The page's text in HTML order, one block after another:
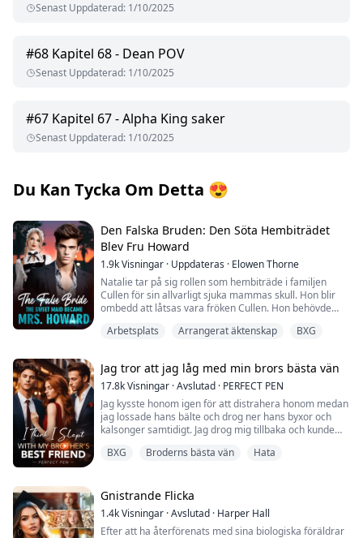
Senast Uppdaterad: 1/10/2025
#68 Kapitel 68 - Dean POV
Senast Uppdaterad: 1/10/2025
#67 Kapitel 67 - Alpha King saker
Senast Uppdaterad: 1/10/2025
Du Kan Tycka Om Detta 😍
Den Falska Bruden: Den Söta Hembiträdet
Blev Fru Howard
1.9kVisningar · Uppdateras · Elowen Thorne
Natalie tar på sig rollen som hembiträde i familjen
Cullen för sin allvarligt sjuka mammas skull. Hon blir
ombedd att låtsas vara fröken Cullen. Hon behövde
och med dela säng med honom! Medan hon låtsas vara
Natalie återgår till sin sanna identitet ser Adrian henne
felaktigt som en lycksökerska. Trots förväxlingen av
identiteter finns det en obestridlig gnista mellan
Natalie och Adrian. Frågan kvarstår: när kommer
Adrian att inse att hans genuina känslor inte är för den
intrigerande fröken Cullen, utan för den äkta Natalie?
Kära läsare, på grund av vissa hälsoproblem behöver
fortsatta stöd!
Arbetsplats Arrangerat äktenskap BXG
Jag tror att jag låg med min brors bästa vän
17.8kVisningar ·Avslutad · PERFECT PEN
Jag kysste honom igen för att distrahera honom medan
jag lossade hans bälte och drog ner hans byxor och
kalsonger samtidigt. Jag drog mig tillbaka och kunde
stor men inte så här stor och jag är ganska säker på att
blicken med min. Jag svarade genom att luta huvudet
och le mot honom.
"Du vet, jag förväntade mig inte att du skulle göra det
här, jag ville bara..." Han slutade prata när jag lindade
BXG Broderns bästa vän Hata
Gnistrande Flicka
1.4kVisningar ·Avslutad · Harper Hall
Efter att ha återförenats med sina biologiska föräldrar